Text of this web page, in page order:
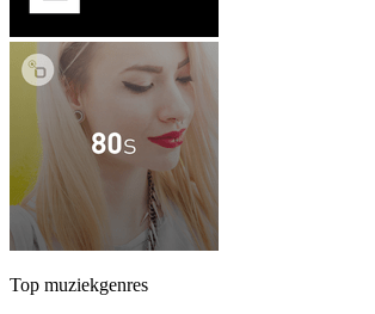
Top muziekgenres